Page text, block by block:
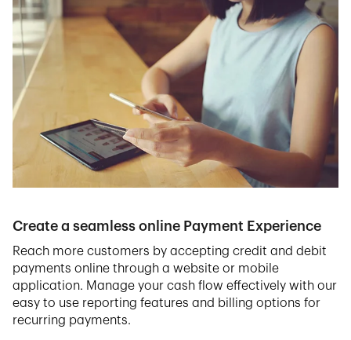
Create a seamless online Payment Experience
Reach more customers by accepting credit and debit
payments online through a website or mobile
application. Manage your cash flow effectively with our
easy to use reporting features and billing options for
recurring payments.